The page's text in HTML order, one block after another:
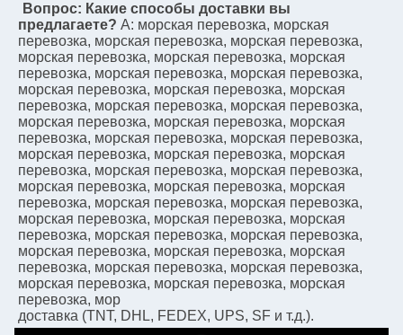
Вопрос: Какие способы доставки вы
предлагаете? A: морская перевозка, морская
перевозка, морская перевозка, морская перевозка,
морская перевозка, морская перевозка, морская
перевозка, морская перевозка, морская перевозка,
морская перевозка, морская перевозка, морская
перевозка, морская перевозка, морская перевозка,
морская перевозка, морская перевозка, морская
перевозка, морская перевозка, морская перевозка,
морская перевозка, морская перевозка, морская
перевозка, морская перевозка, морская перевозка,
морская перевозка, морская перевозка, морская
перевозка, морская перевозка, морская перевозка,
морская перевозка, морская перевозка, морская
перевозка, морская перевозка, морская перевозка,
морская перевозка, морская перевозка, морская
перевозка, морская перевозка, морская перевозка,
морская перевозка, морская перевозка, морская
перевозка, мор
доставка (TNT, DHL, FEDEX, UPS, SF и т.д.).